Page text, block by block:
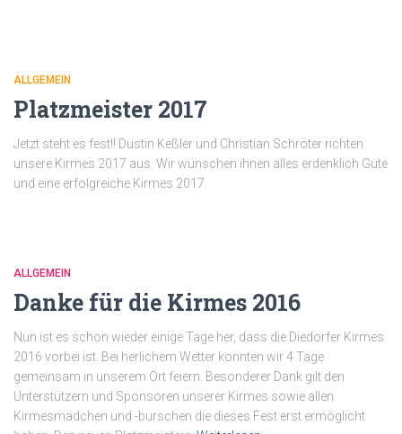
ALLGEMEIN
Platzmeister 2017
Jetzt steht es fest!! Dustin Keßler und Christian Schröter richten
unsere Kirmes 2017 aus. Wir wünschen ihnen alles erdenklich Gute
und eine erfolgreiche Kirmes 2017.
ALLGEMEIN
Danke für die Kirmes 2016
Nun ist es schon wieder einige Tage her, dass die Diedorfer Kirmes
2016 vorbei ist. Bei herlichem Wetter konnten wir 4 Tage
gemeinsam in unserem Ort feiern. Besonderer Dank gilt den
Unterstützern und Sponsoren unserer Kirmes sowie allen
Kirmesmädchen und -burschen die dieses Fest erst ermöglicht